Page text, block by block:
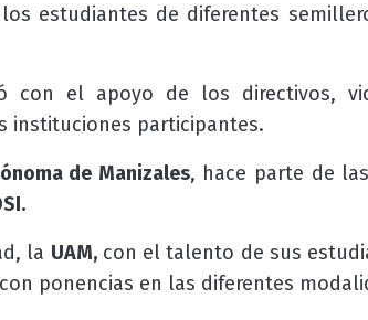
estudiantes de diferentes
con el apoyo de los directivos,
instituciones participantes.
de Manizales, hace parte de
.
la UAM,con el talento de sus
ponencias en las diferentes